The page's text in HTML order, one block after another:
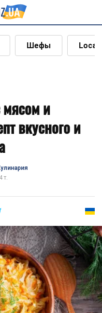
Шефы Local
мясом и
вкусного и
т.